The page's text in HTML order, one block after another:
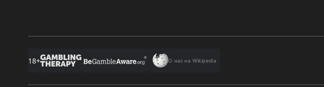
18+ О нас на Wikipedia